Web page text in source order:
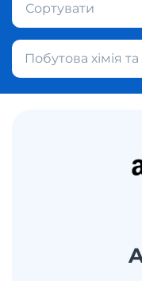
Сортувати
Побутова хімія